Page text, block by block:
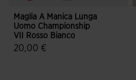
Maglia A Manica Lunga
Uomo Championship
VII Rosso Bianco
20,00 €